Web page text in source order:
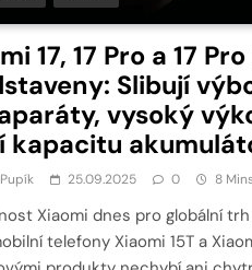
17, 17 Pro a 17
Slibují
vysoký
kapacitu
25.09.2025 0 8
Xiaomi dnes pro globální
telefony Xiaomi 15T a